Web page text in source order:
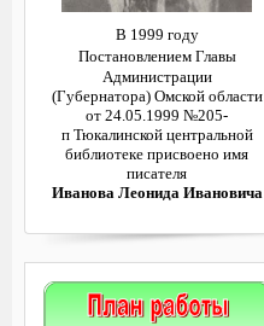
В 1999 году
Постановлением Главы
Администрации
(Губернатора) Омской области
от 24.05.1999 №205-
п Тюкалинской центральной
библиотеке присвоено имя
писателя
Иванова Леонида Ивановича